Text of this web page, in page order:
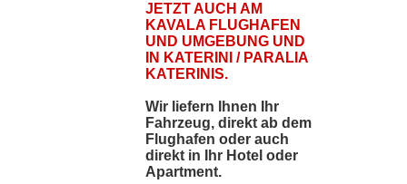
JETZT AUCH AM
KAVALA FLUGHAFEN
UND UMGEBUNG UND
IN KATERINI / PARALIA
KATERINIS.
Wir liefern Ihnen Ihr
Fahrzeug, direkt ab dem
Flughafen oder auch
direkt in Ihr Hotel oder
Apartment.